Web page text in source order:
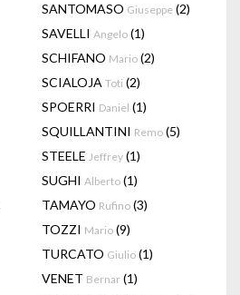
SANTOMASO Giuseppe (2)
SAVELLI Angelo (1)
SCHIFANO Mario (2)
SCIALOJA Toti (2)
SPOERRI Daniel (1)
SQUILLANTINI Remo (5)
STEELE Jeffrey (1)
SUGHI Alberto (1)
TAMAYO Rufino (3)
TOZZI Mario (9)
TURCATO Giulio (1)
VENET Bernar (1)